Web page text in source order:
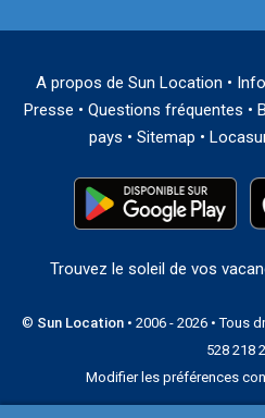
A propos de Sun Location •
Presse • Questions fréquentes •
pays • Sitemap •
Trouvez le soleil de vos
© Sun Location• 2006 - 2026 • Tous
528 218
Modifier les préférences